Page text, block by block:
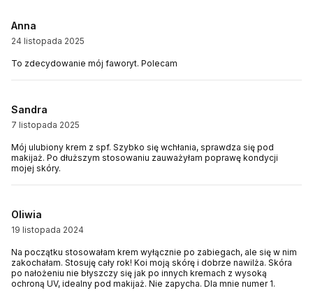
Anna
24 listopada 2025
To zdecydowanie mój faworyt. Polecam
Sandra
7 listopada 2025
Mój ulubiony krem z spf. Szybko się wchłania, sprawdza się pod
makijaż. Po dłuższym stosowaniu zauważyłam poprawę kondycji
mojej skóry.
Oliwia
19 listopada 2024
Na początku stosowałam krem wyłącznie po zabiegach, ale się w nim
zakochałam. Stosuję cały rok! Koi moją skórę i dobrze nawilża. Skóra
po nałożeniu nie błyszczy się jak po innych kremach z wysoką
ochroną UV, idealny pod makijaż. Nie zapycha. Dla mnie numer 1.